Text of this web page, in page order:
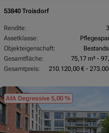
53840 Troisdorf
Rendite:
Assetklasse:
Objekteigenschaft:
Gesamtfläche:
75,17 m² -
Gesamtpreis:
210.120,00 € -
AfA Degressive 5,00 %